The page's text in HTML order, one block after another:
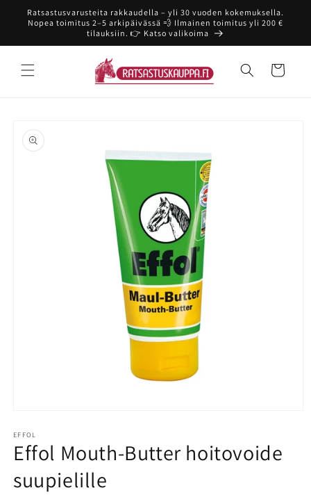
siirry
sisältöön
Ratsastusvarusteita rakkaudella – yli 30 vuoden kokemuksella.
Nopea toimitus 2–5 arkipäivässä 💨 Ilmainen toimitus yli 200 €
tilauksiin. 👉 Katso valikoima
Ostoskori
tuotetietoihin
1
modaalisessa
ikkunassa
EFFOL
Effol Mouth-Butter hoitovoide
suupielille